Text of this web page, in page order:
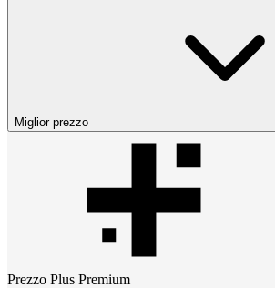
Miglior prezzo
Prezzo Plus Premium